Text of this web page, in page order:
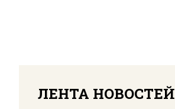
ЛЕНТА НОВОСТЕЙ